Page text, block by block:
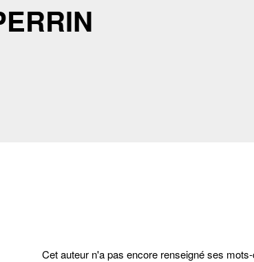
Cet auteur n'a pas encore renseigné ses